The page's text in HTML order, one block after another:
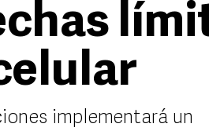
implementará un